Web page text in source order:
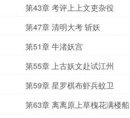
第43章 考评上上文吏杂役
第47章 清明大考 斩妖
第51章 牛渚妖宫
第55章 上古妖文赴试江州
第59章 星罗棋布虾兵蚊卫
第63章 离离原上草槐花满楼船